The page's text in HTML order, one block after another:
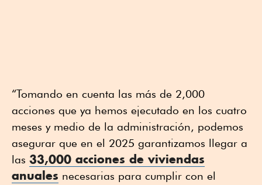
“Tomando en cuenta las más de 2,000
acciones que ya hemos ejecutado en los cuatro
meses y medio de la administración, podemos
asegurar que en el 2025 garantizamos llegar a
las 33,000 acciones de viviendas
anuales necesarias para cumplir con el